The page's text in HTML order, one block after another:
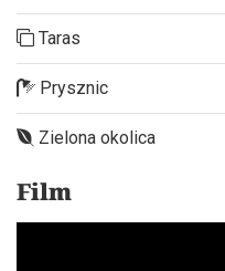
Taras
Prysznic
Zielona okolica
Film